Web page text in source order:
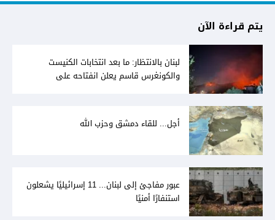
يتم قراءة الآن
لبنان بالانتظار: ما بعد انتخابات الكنيست
والكونغرس قاسم يعلن انفتاحه على
أجل... للقاء دمشق وحزب الله
عبور مفاجئ إلى لبنان... 11 إسرائيليًا يشعلون
استنفارًا أمنيًا